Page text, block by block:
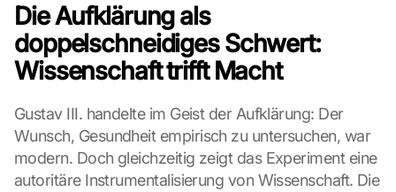
Die Aufklärung als
doppelschneidiges Schwert:
Wissenschaft trifft Macht
Gustav III. handelte im Geist der Aufklärung: Der
Wunsch, Gesundheit empirisch zu untersuchen, war
modern. Doch gleichzeitig zeigt das Experiment eine
autoritäre Instrumentalisierung von Wissenschaft. Die
e
w
e
e
n
D
a